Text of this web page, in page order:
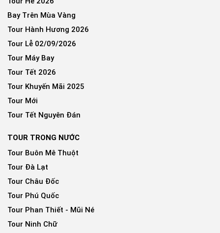
Bay Trên Mùa Vàng
Tour Hành Hương 2026
Tour Lễ 02/09/2026
Tour Máy Bay
Tour Tết 2026
Tour Khuyến Mãi 2025
Tour Mới
Tour Tết Nguyên Đán
TOUR TRONG NƯỚC
Tour Buôn Mê Thuột
Tour Đà Lạt
Tour Châu Đốc
Tour Phú Quốc
Tour Phan Thiết - Mũi Né
Tour Ninh Chữ